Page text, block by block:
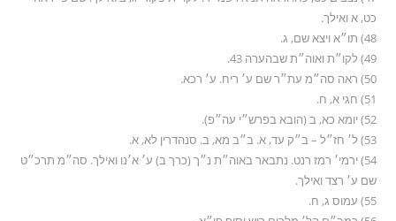
כט, א ואילך.
48) תו״א ויצא שם, ג.
49) לקו״ת ואוה״ת שבהערה 43.
50) ראה סה״מ עת״ר שם ע׳ ריח. ע׳ רכא.
51) חגי א, ח.
52) יומא כא, ב (הובא בפרש״י עה״פ).
53) ל׳ חז״ל – ב״ק עד, א. ב״ב מא, ב. סנהדרין לא, א.
54) ירמי׳ רמז רנט. נתבאר באוה״ת נ״ך (כרך ב) ע׳ א׳נו ואילך. סה״מ תרכ״ט
שם ע׳ רצד ואילך.
55) עמוס ג, ח.